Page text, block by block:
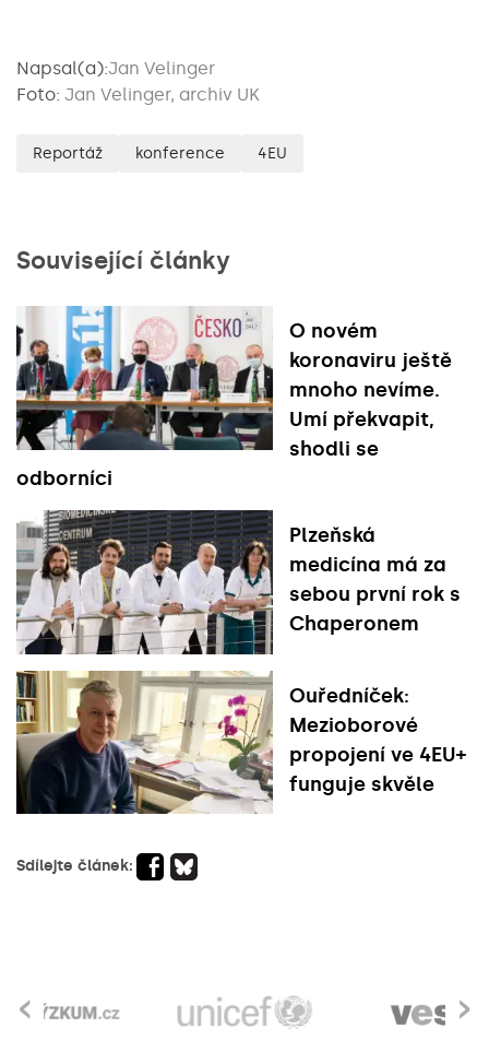
Napsal(a):Jan Velinger
Foto: Jan Velinger, archiv UK
Reportáž konference 4EU
Související články
O novém
koronaviru ještě
mnoho nevíme.
Umí překvapit,
shodli se
odborníci
Plzeňská
medicína má za
sebou první rok s
Chaperonem
Ouředníček:
Mezioborové
propojení ve 4EU+
funguje skvěle
Sdílejte článek:
›
‹